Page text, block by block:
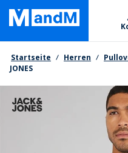
Skip
main
content
Primary
Brotkrumen
Startseite Herren
JONES